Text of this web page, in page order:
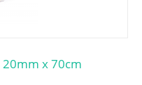
20mm x 70cm